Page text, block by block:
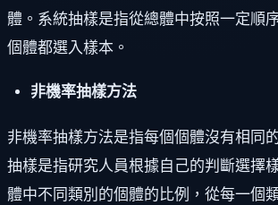
體。系統抽樣是指從總體中按照一定順
個體都選入樣本。
非機率抽樣方法
非機率抽樣方法是指每個個體沒有相同
抽樣是指研究人員根據自己的判斷選擇
體中不同類別的個體的比例，從每一個